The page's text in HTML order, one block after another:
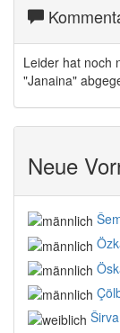
Leider hat noch
"Janaina"
Neue